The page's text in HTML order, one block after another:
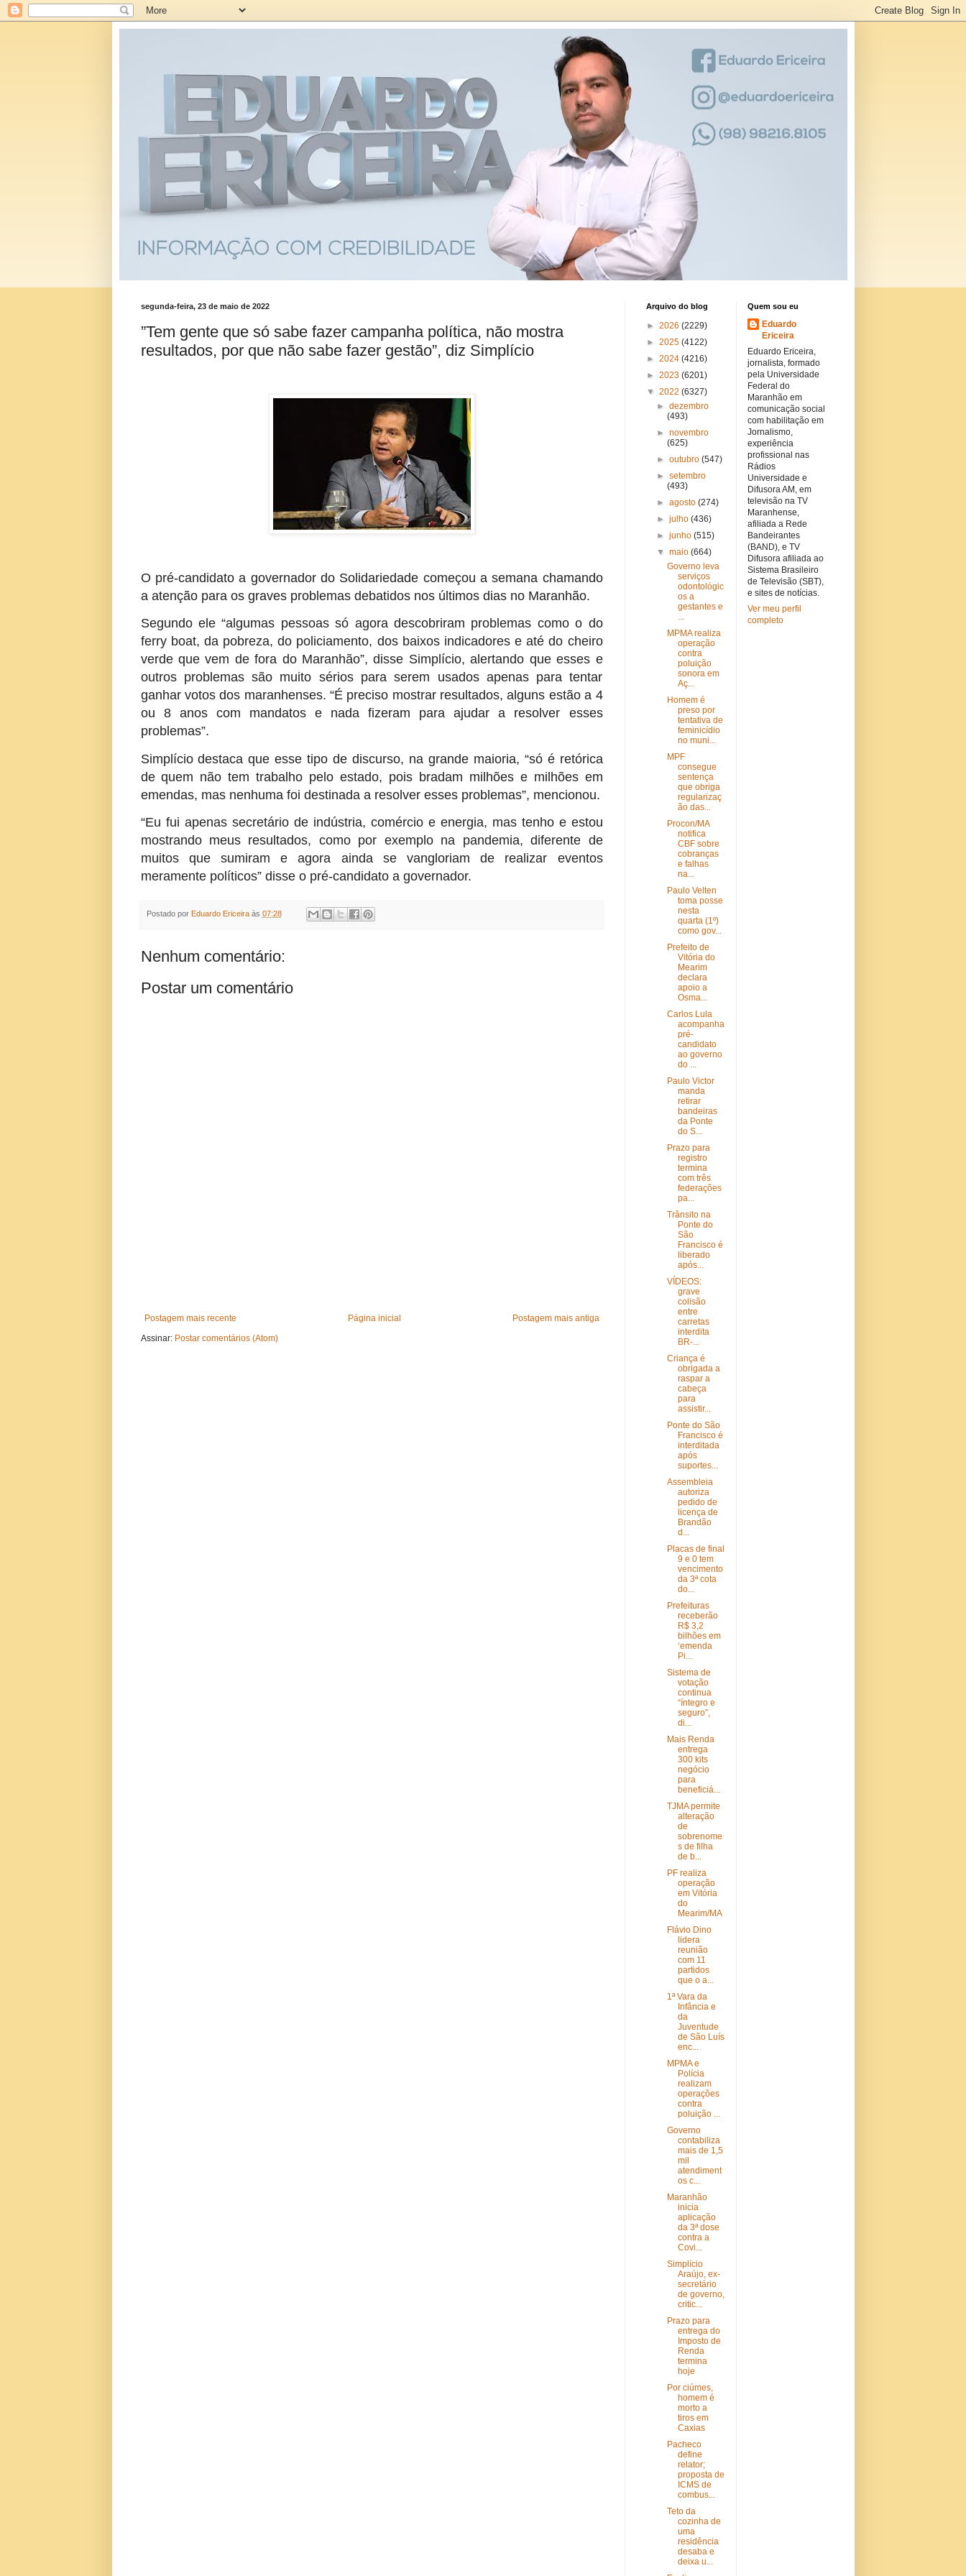
segunda-feira, 23 de maio de 2022
”Tem gente que só sabe fazer campanha política, não mostra
resultados, por que não sabe fazer gestão”, diz Simplício
O pré-candidato a governador do Solidariedade começou a semana chamando
a atenção para os graves problemas debatidos nos últimos dias no Maranhão.
Segundo ele “algumas pessoas só agora descobriram problemas como o do
ferry boat, da pobreza, do policiamento, dos baixos indicadores e até do cheiro
verde que vem de fora do Maranhão”, disse Simplício, alertando que esses e
outros problemas são muito sérios para serem usados apenas para tentar
ganhar votos dos maranhenses. “É preciso mostrar resultados, alguns estão a 4
ou 8 anos com mandatos e nada fizeram para ajudar a resolver esses
problemas”.
Simplício destaca que esse tipo de discurso, na grande maioria, “só é retórica
de quem não tem trabalho pelo estado, pois bradam milhões e milhões em
emendas, mas nenhuma foi destinada a resolver esses problemas”, mencionou.
“Eu fui apenas secretário de indústria, comércio e energia, mas tenho e estou
mostrando meus resultados, como por exemplo na pandemia, diferente de
muitos que sumiram e agora ainda se vangloriam de realizar eventos
meramente políticos” disse o pré-candidato a governador.
Postado por Eduardo Ericeira às 07:28
Nenhum comentário:
Postar um comentário
Postagem mais recente Postagem mais antiga
Página inicial
Assinar: Postar comentários (Atom)
Arquivo do blog
► 2026 (2229)
► 2025 (4122)
► 2024 (4216)
► 2023 (6201)
▼ 2022 (6327)
► dezembro
(493)
► novembro
(625)
► outubro (547)
► setembro
(493)
► agosto (274)
► julho (436)
► junho (515)
▼ maio (664)
Governo leva
serviços
odontológic
os a
gestantes e
...
MPMA realiza
operação
contra
poluição
sonora em
Aç...
Homem é
preso por
tentativa de
feminicídio
no muni...
MPF
consegue
sentença
que obriga
regularizaç
ão das...
Procon/MA
notifica
CBF sobre
cobranças
e falhas
na...
Paulo Velten
toma posse
nesta
quarta (1º)
como gov...
Prefeito de
Vitória do
Mearim
declara
apoio a
Osma...
Carlos Lula
acompanha
pré-
candidato
ao governo
do ...
Paulo Victor
manda
retirar
bandeiras
da Ponte
do S...
Prazo para
registro
termina
com três
federações
pa...
Trânsito na
Ponte do
São
Francisco é
liberado
após...
VÍDEOS:
grave
colisão
entre
carretas
interdita
BR-...
Criança é
obrigada a
raspar a
cabeça
para
assistir...
Ponte do São
Francisco é
interditada
após
suportes...
Assembleia
autoriza
pedido de
licença de
Brandão
d...
Placas de final
9 e 0 tem
vencimento
da 3ª cota
do...
Prefeituras
receberão
R$ 3,2
bilhões em
‘emenda
Pi...
Sistema de
votação
continua
“íntegro e
seguro”,
di...
Mais Renda
entrega
300 kits
negócio
para
beneficiá...
TJMA permite
alteração
de
sobrenome
s de filha
de b...
PF realiza
operação
em Vitória
do
Mearim/MA
Flávio Dino
lidera
reunião
com 11
partidos
que o a...
1ª Vara da
Infância e
da
Juventude
de São Luís
enc...
MPMA e
Polícia
realizam
operações
contra
poluição ...
Governo
contabiliza
mais de 1,5
mil
atendiment
os c...
Maranhão
inicia
aplicação
da 3ª dose
contra a
Covi...
Simplício
Araújo, ex-
secretário
de governo,
critic...
Prazo para
entrega do
Imposto de
Renda
termina
hoje
Por ciúmes,
homem é
morto a
tiros em
Caxias
Pacheco
define
relator;
proposta de
ICMS de
combus...
Teto da
cozinha de
uma
residência
desaba e
deixa u...
Quem sou eu
Eduardo
Ericeira
Eduardo Ericeira,
jornalista, formado
pela Universidade
Federal do
Maranhão em
comunicação social
com habilitação em
Jornalismo,
experiência
profissional nas
Rádios
Universidade e
Difusora AM, em
televisão na TV
Maranhense,
afiliada a Rede
Bandeirantes
(BAND), e TV
Difusora afiliada ao
Sistema Brasileiro
de Televisão (SBT),
e sites de notícias.
Ver meu perfil
completo